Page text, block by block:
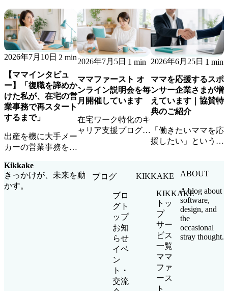
稼働体制についてご
案内します。
ート。営業職・フリ
ーランス・起業家が
集まり、新しいビジ
ネスのきっかけが生
まれました。
2026年7月10日 2 min
【ママインタビュ
ー】「復職を諦めか
けた私が、在宅の営
業事務で再スタート
するまで」
出産を機に大手メー
カーの営業事務を退
ファーストとの出会
いから、在宅ワーク
で企業チームの一員
2026年7月5日 1 min
ママファースト オ
ンライン説明会を毎
月開催しています
在宅ワーク特化のキ
ャリア支援プログラ
参加無料・顔出し不
OKです。
2026年6月25日 1 min
ママを応援するスポ
ンサー企業さまが増
えています｜協賛特
典のご紹介
「働きたいママを応
援したい」という想
が増えています。ロ
加・ママ人材優先ア
サインなど協賛特典
をご紹介します。
Kikkake
きっかけが、未来を動
かす。
ブログ
ブロ
グト
ップ
お知
らせ
イベ
ン
ト・
交流
KIKKAKE
KIKKAKE
トッ
プ
サー
ビス
一覧
ママ
ファ
ース
ト
ABOUT
A blog about
software,
design, and
the
occasional
stray thought.